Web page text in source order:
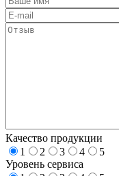
Качество продукции
1
2 3 4
5
Уровень сервиса